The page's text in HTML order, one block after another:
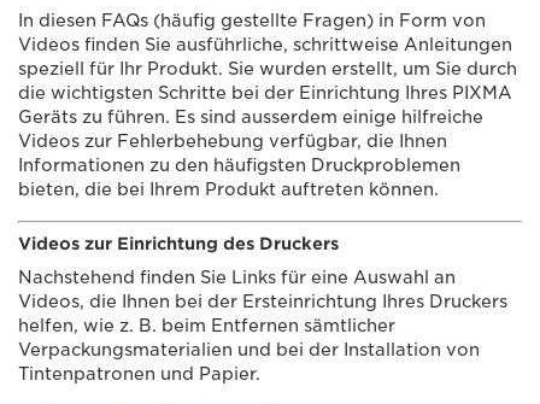
In diesen FAQs (häufig gestellte Fragen) in Form von
Videos finden Sie ausführliche, schrittweise Anleitungen
speziell für Ihr Produkt. Sie wurden erstellt, um Sie durch
die wichtigsten Schritte bei der Einrichtung Ihres PIXMA
Geräts zu führen. Es sind ausserdem einige hilfreiche
Videos zur Fehlerbehebung verfügbar, die Ihnen
Informationen zu den häufigsten Druckproblemen
bieten, die bei Ihrem Produkt auftreten können.
Videos zur Einrichtung des Druckers
Nachstehend finden Sie Links für eine Auswahl an
Videos, die Ihnen bei der Ersteinrichtung Ihres Druckers
helfen, wie z. B. beim Entfernen sämtlicher
Verpackungsmaterialien und bei der Installation von
Tintenpatronen und Papier.